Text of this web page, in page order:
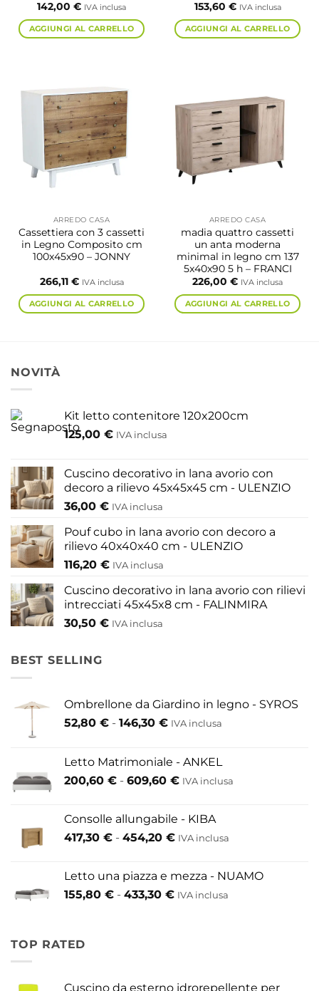
142,00 € IVA inclusa
AGGIUNGI AL CARRELLO
153,60 € IVA inclusa
AGGIUNGI AL CARRELLO
ARREDO CASA
Cassettiera con 3 cassetti
in Legno Composito cm
100x45x90 – JONNY
266,11 € IVA inclusa
AGGIUNGI AL CARRELLO
ARREDO CASA
madia quattro cassetti
un anta moderna
minimal in legno cm 137
5x40x90 5 h – FRANCI
226,00 € IVA inclusa
AGGIUNGI AL CARRELLO
NOVITÀ
Kit letto contenitore 120x200cm
125,00 € IVA inclusa
Cuscino decorativo in lana avorio con
decoro a rilievo 45x45x45 cm - ULENZIO
36,00 € IVA inclusa
Pouf cubo in lana avorio con decoro a
rilievo 40x40x40 cm - ULENZIO
116,20 € IVA inclusa
Cuscino decorativo in lana avorio con rilievi
intrecciati 45x45x8 cm - FALINMIRA
30,50 € IVA inclusa
BEST SELLING
Ombrellone da Giardino in legno - SYROS
52,80 € - 146,30 €Fascia
da
52,80 €
146,30 €
IVA inclusa
Letto Matrimoniale - ANKEL
200,60 € - 609,60 €Fascia
da
200,60 €
609,60 €
IVA inclusa
Consolle allungabile - KIBA
417,30 € - 454,20 €Fascia
da
417,30 €
IVA inclusa
Letto una piazza e mezza - NUAMO
155,80 € - 433,30 €Fascia
433,30 €
IVA inclusa
TOP RATED
Cuscino da esterno idrorepellente per